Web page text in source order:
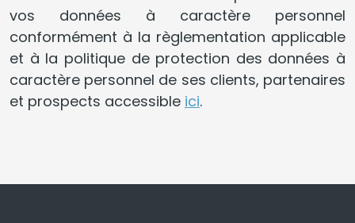
vos données à caractère personnel
conformément à la règlementation applicable
et à la politique de protection des données à
caractère personnel de ses clients, partenaires
et prospects accessible ici.